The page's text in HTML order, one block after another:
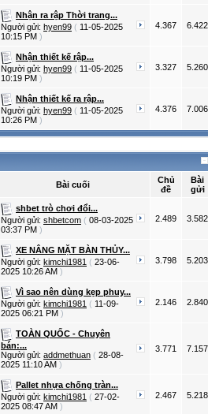
Nhận ra rập Thời trang...
Người gửi: hyen99 ( 11-05-2025
10:15 PM )
4.367 6.422
Nhận thiết kế rập...
Người gửi: hyen99 ( 11-05-2025
10:19 PM )
3.327 5.260
Nhận thiết kế ra rập...
Người gửi: hyen99 ( 11-05-2025
10:26 PM )
4.376 7.006
Bài cuối
Chủ
đề
Bài
gửi
shbet trò chơi đổi...
Người gửi: shbetcom ( 08-03-2025
03:37 PM )
2.489 3.582
XE NÂNG MẶT BÀN THỦY...
Người gửi: kimchi1981 ( 23-06-
2025 10:26 AM )
3.798 5.203
Vì sao nên dùng kẹp phuy...
Người gửi: kimchi1981 ( 11-09-
2025 06:21 PM )
2.146 2.840
TOÀN QUỐC - Chuyên
bán:...
Người gửi: addmethuan ( 28-08-
2025 11:10 AM )
3.771 7.157
Pallet nhựa chống tràn...
Người gửi: kimchi1981 ( 27-02-
2025 08:47 AM )
2.467 5.218